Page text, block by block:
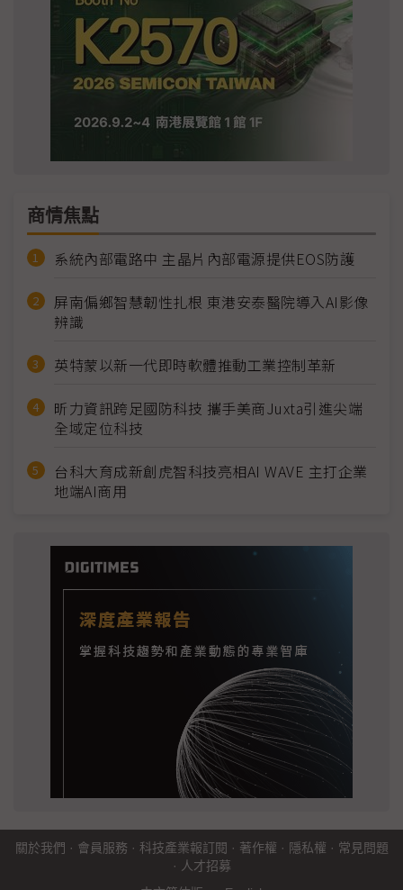
商情焦點
系統內部電路中 主晶片內部電源提供EOS防護
屏南偏鄉智慧韌性扎根 東港安泰醫院導入AI影像
辨識
英特蒙以新一代即時軟體推動工業控制革新
昕力資訊跨足國防科技 攜手美商Juxta引進尖端
全域定位科技
台科大育成新創虎智科技亮相AI WAVE 主打企業
地端AI商用
關於我們 · 會員服務 · 科技產業報訂閱 · 著作權 · 隱私權 · 常見問題
· 人才招募